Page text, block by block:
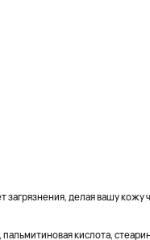
делая вашу кожу
кислота,